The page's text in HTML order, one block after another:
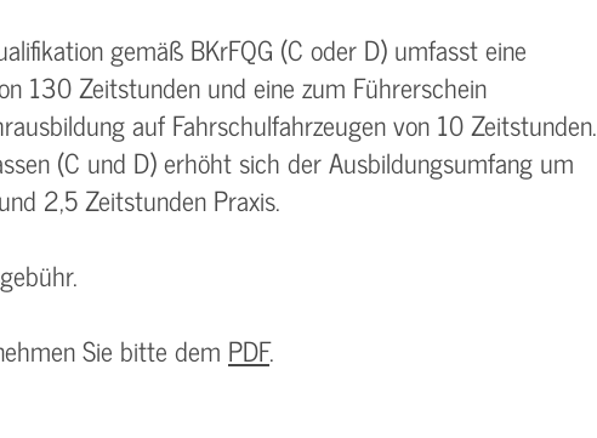
gemäß BKrFQG (C oder D) umfasst eine
130 Zeitstunden und eine zum Führerschein
auf Fahrschulfahrzeugen von 10 Zeitstunden.
(C und D) erhöht sich der Ausbildungsumfang um
2,5 Zeitstunden Praxis.
Sie bitte dem PDF.